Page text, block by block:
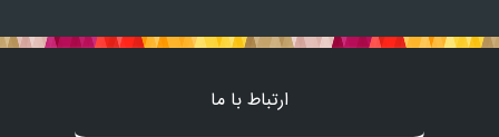
ارتباط با ما